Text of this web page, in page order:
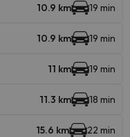
10.9 km 19 min
10.9 km 19 min
11 km 19 min
11.3 km 18 min
15.6 km 22 min